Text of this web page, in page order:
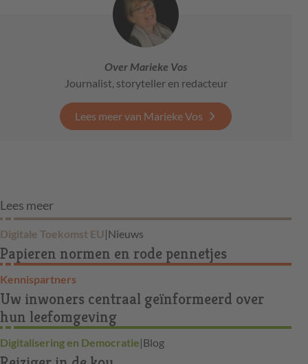
Over Marieke Vos
Journalist, storyteller en redacteur
Lees meer van Marieke Vos
Lees meer
Digitale Toekomst EU |Nieuws
Papieren normen en rode pennetjes
Kennispartners
Uw inwoners centraal geïnformeerd over
hun leefomgeving
Digitalisering en Democratie|Blog